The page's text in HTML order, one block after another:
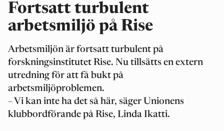
Fortsatt turbulent
arbetsmiljö på Rise
Arbetsmiljön är fortsatt turbulent på
forskningsinstitutet Rise. Nu tillsätts en extern
utredning för att få bukt på
arbetsmiljöproblemen.
– Vi kan inte ha det så här, säger Unionens
klubbordförande på Rise, Linda Ikatti.